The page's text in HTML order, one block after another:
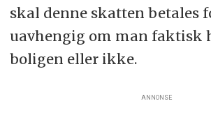
skal denne skatten betales
uavhengig om man faktisk
boligen eller ikke.
ANNONSE